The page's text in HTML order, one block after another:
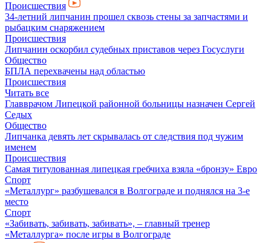
Происшествия
34-летний липчанин прошел сквозь стены за запчастями и
рыбацким снаряжением
Происшествия
Липчанин оскорбил судебных приставов через Госуслуги
Общество
БПЛА перехвачены над областью
Происшествия
Читать все
Главврачом Липецкой районной больницы назначен Сергей
Седых
Общество
Липчанка девять лет скрывалась от следствия под чужим
именем
Происшествия
Самая титулованная липецкая гребчиха взяла «бронзу» Евро
Спорт
«Металлург» разбушевался в Волгограде и поднялся на 3-е
место
Спорт
«Забивать, забивать, забивать», – главный тренер
«Металлурга» после игры в Волгограде